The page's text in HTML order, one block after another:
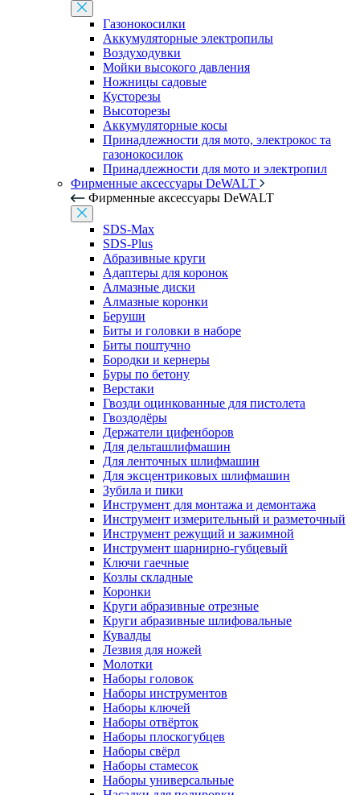
Газонокосилки
Аккумуляторные электропилы
Воздуходувки
Мойки высокого давления
Ножницы садовые
Кусторезы
Высоторезы
Аккумуляторные косы
Принадлежности для мото, электрокос та
газонокосилок
Принадлежности для мото и электропил
Фирменные аксессуары DeWALT
Фирменные аксессуары DeWALT
SDS-Max
SDS-Plus
Абразивные круги
Адаптеры для коронок
Алмазные диски
Алмазные коронки
Беруши
Биты и головки в наборе
Биты поштучно
Бородки и кернеры
Буры по бетону
Верстаки
Гвозди оцинкованные для пистолета
Гвоздодёры
Держатели цифенборов
Для дельташлифмашин
Для ленточных шлифмашин
Для эксцентриковых шлифмашин
Зубила и пики
Инструмент для монтажа и демонтажа
Инструмент измерительный и разметочный
Инструмент режущий и зажимной
Инструмент шарнирно-губцевый
Ключи гаечные
Козлы складные
Коронки
Круги абразивные отрезные
Круги абразивные шлифовальные
Кувалды
Лезвия для ножей
Молотки
Наборы головок
Наборы инструментов
Наборы ключей
Наборы отвёрток
Наборы плоскогубцев
Наборы свёрл
Наборы стамесок
Наборы универсальные